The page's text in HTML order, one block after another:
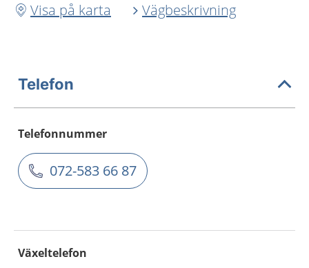
Visa på karta
Vägbeskrivning
Telefon
Telefonnummer
072-583 66 87
Växeltelefon